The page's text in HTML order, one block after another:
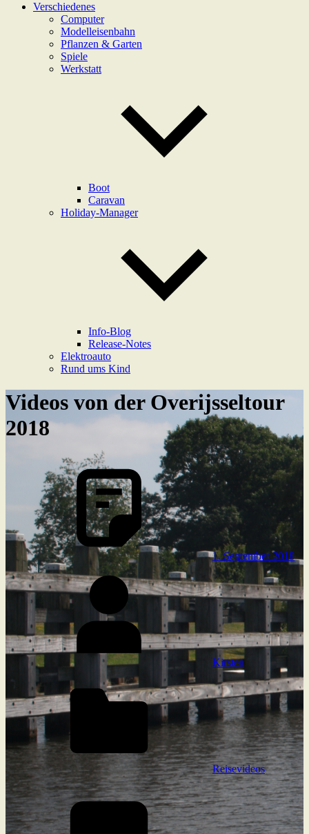
Verschiedenes
Computer
Modelleisenbahn
Pflanzen & Garten
Spiele
Werkstatt
Boot
Caravan
Holiday-Manager
Info-Blog
Release-Notes
Elektroauto
Rund ums Kind
Videos von der Overijsseltour
2018
1. September 2018
Kirsten
Reisevideos